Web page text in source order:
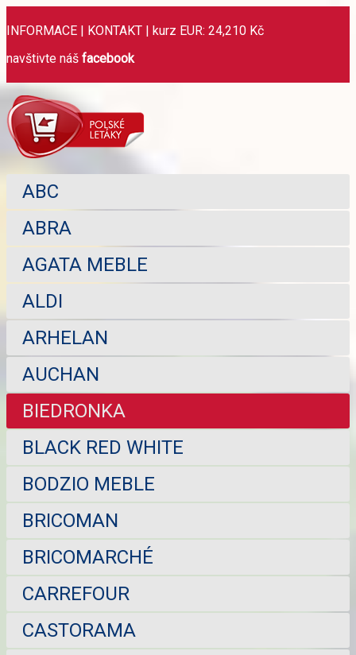
INFORMACE | KONTAKT | kurz EUR: 24,210 Kč
navštivte náš facebook
ABC
ABRA
AGATA MEBLE
ALDI
ARHELAN
AUCHAN
BIEDRONKA
BLACK RED WHITE
BODZIO MEBLE
BRICOMAN
BRICOMARCHÉ
CARREFOUR
CASTORAMA